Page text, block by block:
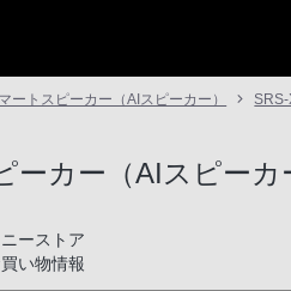
ートスピーカー（AIスピーカー）
ーカー（AIスピーカ
ーストア
い物情報